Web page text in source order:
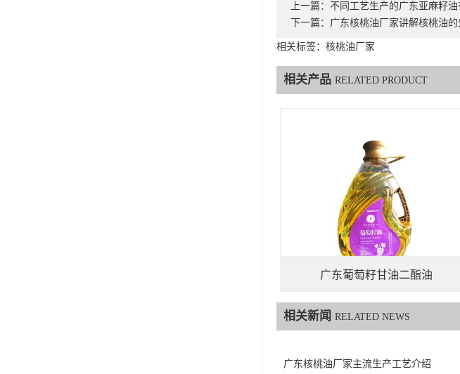
上一篇： 不同工艺生产的广东亚麻籽油
下一篇： 广东核桃油厂家讲解核桃油
相关标签：核桃油厂家
相关产品 RELATED PRODUCT
广东葡萄籽甘油二酯油
相关新闻 RELATED NEWS
广东核桃油厂家主流生产工艺介绍